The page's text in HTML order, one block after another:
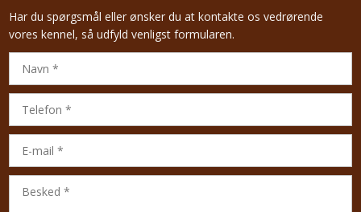
Har du spørgsmål eller ønsker du at kontakte os vedrørende
vores kennel, så udfyld venligst formularen.